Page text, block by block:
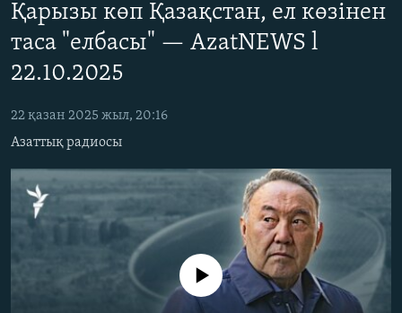
to
main
Skip
Search
ҚАҢТАР ОҚИҒАСЫ
АДАМ ҚҰҚЫҚТАРЫ
ӘЛЕМ
АРНАЙЫ ЖОБАЛАР
Русский
Қарызы көп Қазақстан, ел көзінен
таса "елбасы" — AzatNEWS l
22.10.2025
22 қазан 2025 жыл, 20:16
Азаттық радиосы
No media source currently available